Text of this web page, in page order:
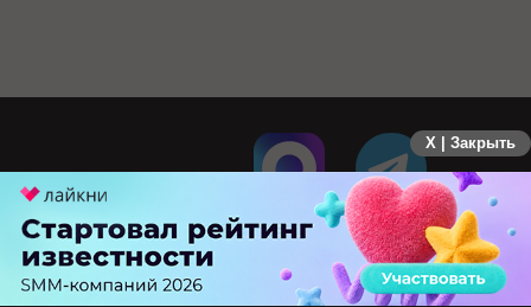
X | Закрыть
ПЕРЕЙТИ НА ПОЛНУЮ ВЕРСИЮ
© SEOnews.ru Все права защищены. 2026